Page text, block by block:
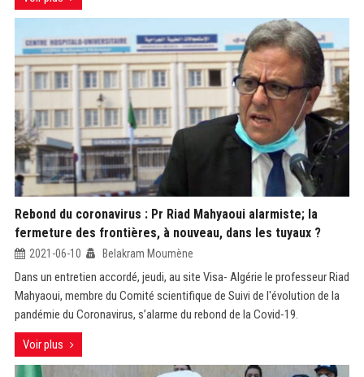
Rebond du coronavirus : Pr Riad Mahyaoui alarmiste; la
fermeture des frontières, à nouveau, dans les tuyaux ?
2021-06-10 Belakram Moumène
Dans un entretien accordé, jeudi, au site Visa- Algérie le professeur Riad
Mahyaoui, membre du Comité scientifique de Suivi de l'évolution de la
pandémie du Coronavirus, s’alarme du rebond de la Covid-19.
Voir plus